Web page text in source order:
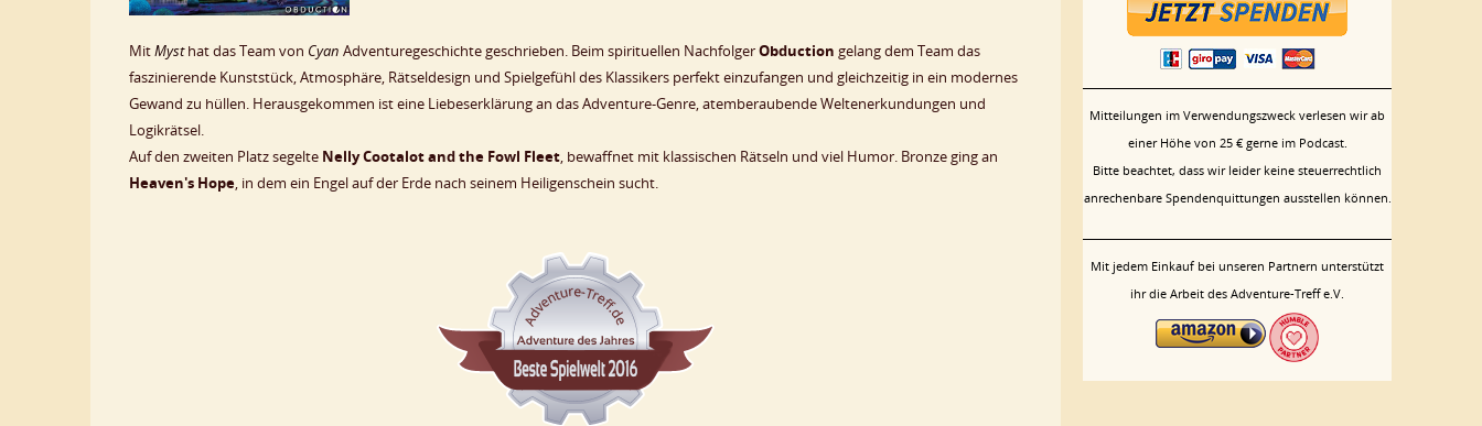
MitMysthat das Team von Cyan Adventuregeschichte geschrieben. Beim spirituellen NachfolgerObduction gelang dem Team das
faszinierende Kunststück, Atmosphäre, Rätseldesign und Spielgefühl des Klassikers perfekt einzufangen und gleichzeitig in ein modernes
Gewand zu hüllen. Herausgekommen ist eine Liebeserklärung an das Adventure-Genre, atemberaubende Weltenerkundungen und
Logikrätsel.
Auf den zweiten Platz segelte Nelly Cootalot and the Fowl Fleet, bewaffnet mit klassischen Rätseln und viel Humor. Bronze ging an
Heaven's Hope, in dem ein Engel auf der Erde nach seinem Heiligenschein sucht.
Mitteilungen im Verwendungszweck verlesen wir ab
einer Höhe von 25 € gerne im Podcast.
Bitte beachtet, dass wir leider keine steuerrechtlich
anrechenbare Spendenquittungen ausstellen können.
Mit jedem Einkauf bei unseren Partnern unterstützt
ihr die Arbeit des Adventure-Treff e.V.